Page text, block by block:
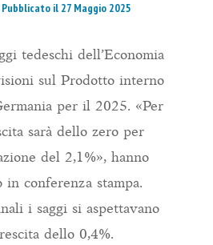
Pubblicato il 27 Maggio 2025
tedeschi dell’Economia
sul Prodotto interno
per il 2025. «Per
sarà dello zero per
del 2,1%», hanno
conferenza stampa.
i saggi si aspettavano
dello 0,4%.